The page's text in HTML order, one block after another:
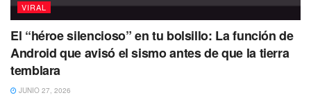
VIRAL
El “héroe silencioso” en tu bolsillo: La función de
Android que avisó el sismo antes de que la tierra
temblara
JUNIO 27, 2026